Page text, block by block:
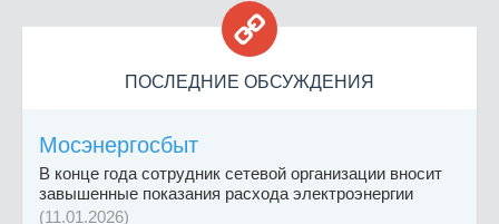

ПОСЛЕДНИЕ ОБСУЖДЕНИЯ
Мосэнергосбыт
В конце года сотрудник сетевой организации вносит
завышенные показания расхода электроэнергии
(11.01.2026)